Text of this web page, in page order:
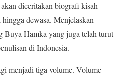
diceritakan biografi kisah
dewasa. Menjelaskan
Buya Hamka yang juga telah turut
di Indonesia.
menjadi tiga volume. Volume